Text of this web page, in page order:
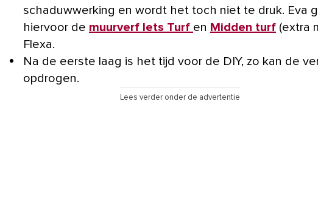
schaduwwerking en wordt het toch niet te druk. Eva
hiervoor de muurverf Iets Turf en Midden turf (extra
Flexa.
Na de eerste laag is het tijd voor de DIY, zo kan de
opdrogen.
Lees verder onder de advertentie